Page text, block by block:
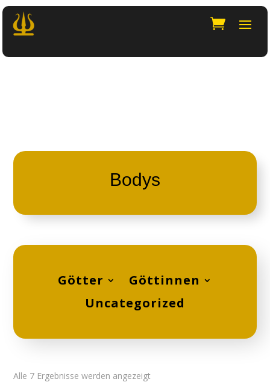
Bodys
Götter
Göttinnen
Uncategorized
Alle 7 Ergebnisse werden angezeigt